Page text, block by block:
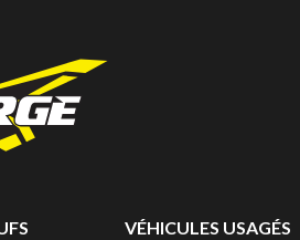
VÉHICULES USAGÉS